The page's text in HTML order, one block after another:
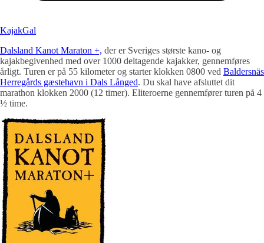
KajakGal
Dalsland Kanot Maraton +, der er Sveriges største kano- og
kajakbegivenhed med over 1000 deltagende kajakker, gennemføres
årligt. Turen er på 55 kilometer og starter klokken 0800 ved Baldersnäs
Herregårds gæstehavn i Dals Långed. Du skal have afsluttet dit
marathon klokken 2000 (12 timer). Eliteroerne gennemfører turen på 4
½ time.